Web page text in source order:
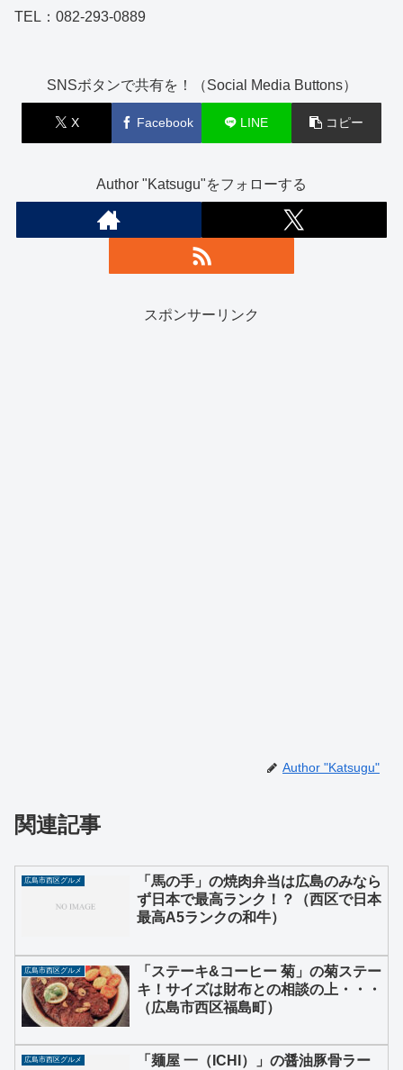
TEL：082-293-0889
SNSボタンで共有を！（Social Media Buttons）
X Facebook LINE コピー
Author "Katsugu"をフォローする
スポンサーリンク
Author "Katsugu"
関連記事
広島市西区グルメ
「馬の手」の焼肉弁当は広島のみなら
ず日本で最高ランク！？（西区で日本
最高A5ランクの和牛）
広島市西区グルメ
「ステーキ&コーヒー 菊」の菊ステー
キ！サイズは財布との相談の上・・・
（広島市西区福島町）
広島市西区グルメ
「麺屋 一（ICHI）」の醤油豚骨ラー